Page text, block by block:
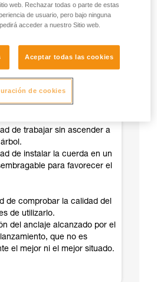
de trabajar desde el inicio
de trabajar sin ascender a
de instalar la cuerda en un
para favorecer el
de comprobar la calidad del
de utilizarlo.
del anclaje alcanzado por el
que no es
el mejor ni el mejor situado.
web. Rechazar todas o parte de estas
de usuario, pero bajo ninguna
acceder a nuestro Sitio web.
Aceptar todas las cookies
de cookies